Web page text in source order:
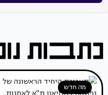
מה חדש